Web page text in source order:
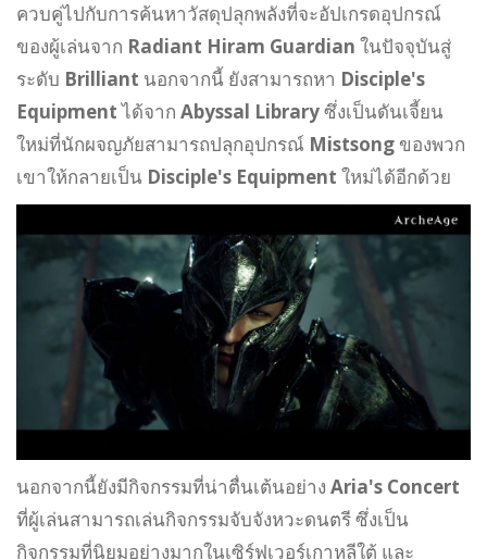
ควบคู่ไปกับการค้นหาวัสดุปลุกพลังที่จะอัปเกรดอุปกรณ์
ของผู้เล่นจาก Radiant Hiram Guardian ในปัจจุบันสู่
ระดับ Brilliant นอกจากนี้ ยังสามารถหา Disciple's
Equipmentได้จาก Abyssal Libraryซึ่งเป็นดันเจี้ยน
ใหม่ที่นักผจญภัยสามารถปลุกอุปกรณ์ Mistsong ของพวก
เขาให้กลายเป็น Disciple's Equipment ใหม่ได้อีกด้วย
นอกจากนี้ยังมีกิจกรรมที่น่าตื่นเต้นอย่าง Aria's Concert
ที่ผู้เล่นสามารถเล่นกิจกรรมจับจังหวะดนตรี ซึ่งเป็น
กิจกรรมที่นิยมอย่างมากในเซิร์ฟเวอร์เกาหลีใต้ และ